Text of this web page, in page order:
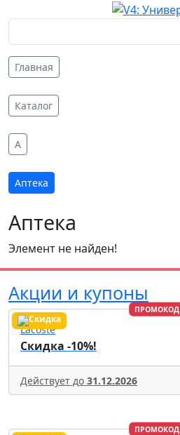
Главная
Каталог
A
Аптека
Аптека
Элемент не найден!
Акции и купоны
ПРОМОКОД
Lacoste
Скидка -10%!
Действует до 31.12.2026
ПРОМОКОД